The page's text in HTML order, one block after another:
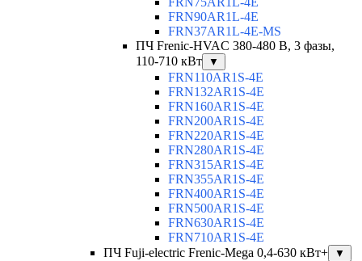
FRN90AR1L-4E
FRN37AR1L-4E-MS
ПЧ Frenic-HVAC 380-480 В, 3 фазы,
110-710 кВт
▼
FRN110AR1S-4E
FRN132AR1S-4E
FRN160AR1S-4E
FRN200AR1S-4E
FRN220AR1S-4E
FRN280AR1S-4E
FRN315AR1S-4E
FRN355AR1S-4E
FRN400AR1S-4E
FRN500AR1S-4E
FRN630AR1S-4E
FRN710AR1S-4E
ПЧ Fuji-electric Frenic-Mega 0,4-630 кВт+
▼